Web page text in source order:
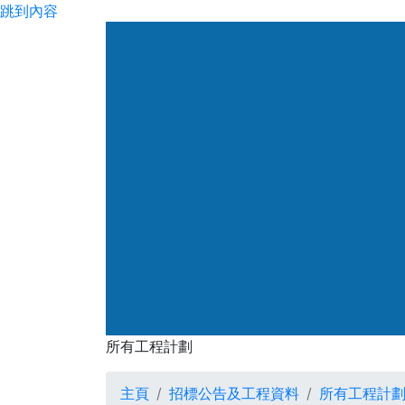
跳到內容
所有工程計劃
主頁 招標公告及工程資料 所有工程計劃